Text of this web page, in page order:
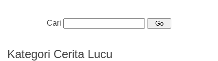
Cari
Kategori Cerita Lucu